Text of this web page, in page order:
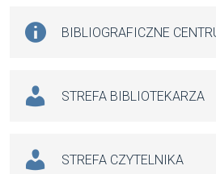
BIBLIOGRAFICZNE
STREFA BIBLIOTEKARZA
STREFA CZYTELNIKA